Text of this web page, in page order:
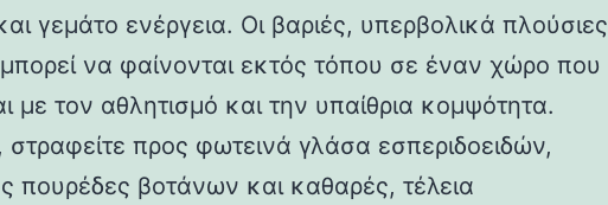
γεμάτο ενέργεια. Οι βαριές, υπερβολικά πλούσιες
να φαίνονται εκτός τόπου σε έναν χώρο που
με τον αθλητισμό και την υπαίθρια κομψότητα.
στραφείτε προς φωτεινά γλάσα εσπεριδοειδών,
πουρέδες βοτάνων και καθαρές, τέλεια